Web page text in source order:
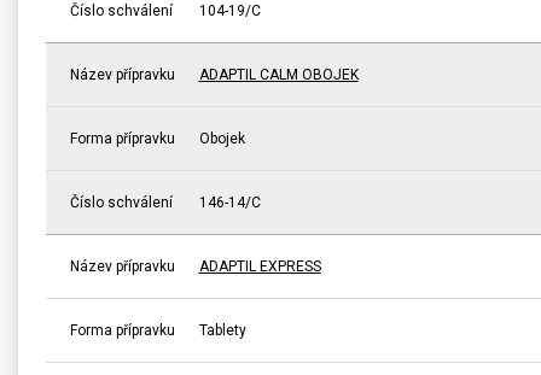
Číslo schválení 104-19/C
Název přípravku ADAPTIL CALM OBOJEK
Forma přípravku Obojek
Číslo schválení 146-14/C
Název přípravku ADAPTIL EXPRESS
Forma přípravku Tablety